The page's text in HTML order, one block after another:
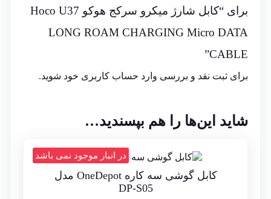
برای “کابل شارژ میکرو سرکج هوکو Hoco U37
LONG ROAM CHARGING Micro DATA
CABLE”
برای ثبت نقد و بررسی وارد حساب کاربری خود شوید.
شاید این‌ها را هم بپسندید…
در انبار موجود نمی باشد
کابل گوشی سه کاره OneDepot مدل
DP-S05